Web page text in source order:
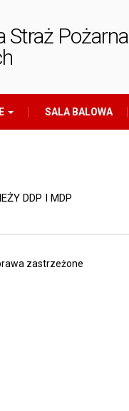
Straż Pożarna
SALA BALOWA
DDP I MDP
zastrzeżone